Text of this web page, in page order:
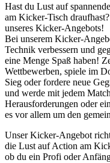
Hast du Lust auf
am Kicker-Tisch
unseres Kicker-Angebots!
Bei unserem Kicker-
Technik verbessern und
eine Menge Spaß haben!
Wettbewerben, spiele im
Sieg oder fordere neue
und werde mit jedem
Herausforderungen oder
es vor allem um den
Unser Kicker-Angebot
die Lust auf Action am
ob du ein Profi oder